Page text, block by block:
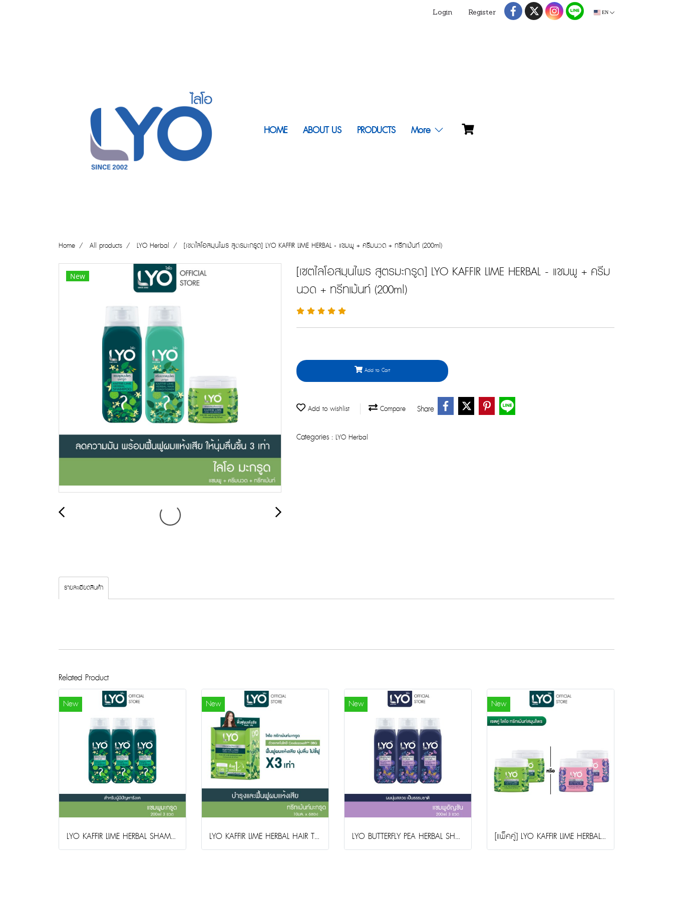
Login Register EN
HOME ABOUT US PRODUCTS More
Home All products LYO Herbal [เซตไลโอสมุนไพร สูตรมะกรูด] LYO KAFFIR LIME HERBAL - แชมพู + ครีมนวด + ทรีทเม้นท์ (200ml)
New
[เซตไลโอสมุนไพร สูตรมะกรูด] LYO KAFFIR LIME HERBAL - แชมพู + ครีม
นวด + ทรีทเม้นท์ (200ml)
Add to Cart
Add to wishlist Compare Share
Categories : LYO Herbal
รายละเอียดสินค้า
Related Product
New
LYO KAFFIR LIME HERBAL SHAMPOO (200ml.)(copy)
New
LYO KAFFIR LIME HERBAL HAIR TREATMENT (10ml.x6sachet)
New
LYO BUTTERFLY PEA HERBAL SHAMPOO (200ml.)(copy)
New
[แพ็คคู่] LYO KAFFIR LIME HERBAL HAIR TREATMENT - ทรีทเมนท์สมุนไพรมะกรูด (200ml.)